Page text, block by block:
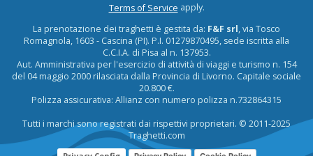
Terms of Service apply.
La prenotazione dei traghetti è gestita da: F&F srl, via Tosco
Romagnola, 1603 - Cascina (PI). P.I. 01279870495, sede iscritta alla
C.C.I.A. di Pisa al n. 137953.
Aut. Amministrativa per l'esercizio di attività di viaggi e turismo n. 154
del 04 maggio 2000 rilasciata dalla Provincia di Livorno. Capitale sociale
20.800 €.
Polizza assicurativa: Allianz con numero polizza n.732864315
Tutti i marchi sono registrati dai rispettivi proprietari. © 2011-2025
Traghetti.com